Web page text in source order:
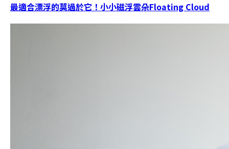
最適合漂浮的莫過於它！小小磁浮雲朵Floating Cloud